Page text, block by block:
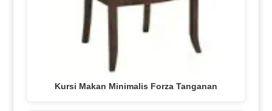
Kursi Makan Minimalis Forza Tanganan